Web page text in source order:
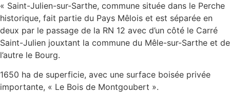
« Saint-Julien-sur-Sarthe, commune située dans le Perche
historique, fait partie du Pays Mêlois et est séparée en
deux par le passage de la RN 12 avec d’un côté le Carré
Saint-Julien jouxtant la commune du Mêle-sur-Sarthe et de
l’autre le Bourg.
1650 ha de superficie, avec une surface boisée privée
importante, « Le Bois de Montgoubert ».